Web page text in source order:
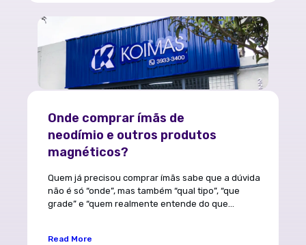
Onde comprar ímãs de
neodímio e outros produtos
magnéticos?
Quem já precisou comprar ímãs sabe que a dúvida
não é só “onde”, mas também “qual tipo”, “que
grade” e “quem realmente entende do que...
Read More